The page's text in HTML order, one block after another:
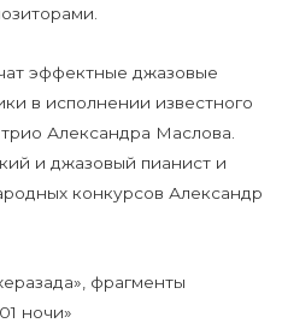
эффектные джазовые
в исполнении известного
Александра Маслова.
и джазовый пианист и
конкурсов Александр
фрагменты
ночи»